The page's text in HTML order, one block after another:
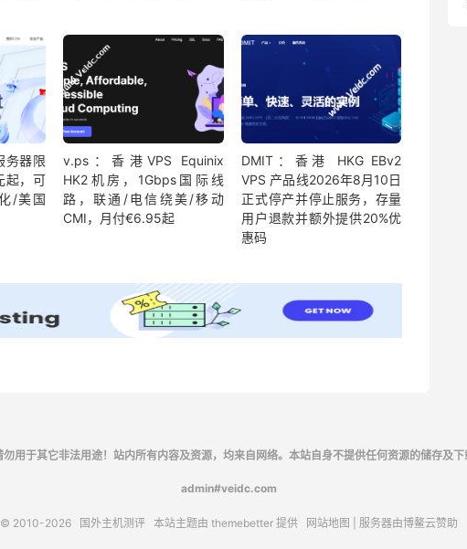
务器限
起，可
/美国
v.ps：香港VPS Equinix
HK2机房，1Gbps国际线
路，联通/电信绕美/移动
CMI，月付€6.95起
DMIT：香港 HKG EBv2
VPS 产品线2026年8月10日
正式停产并停止服务，存量
用户退款并额外提供20%优
惠码
用于其它非法用途！站内所有内容及资源，均来自网络。本站自身不提供任何资源的储存及
admin#veidc.com
© 2010-2026 国外主机测评本站主题由 themebetter提供 网站地图 | 服务器由博鳌云赞助